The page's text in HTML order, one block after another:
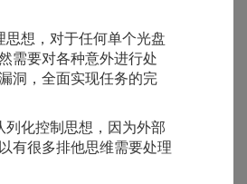
想，对于任何单个光盘
需要对各种意外进行处
洞，全面实现任务的完
化控制思想，因为外部
有很多排他思维需要处理